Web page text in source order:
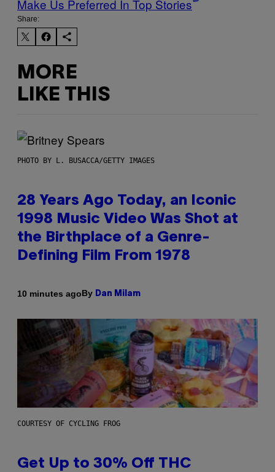
Make Us Preferred In Top Stories
Share:
MORE
LIKE THIS
PHOTO BY L. BUSACCA/GETTY IMAGES
28 Years Ago Today, an Iconic
1998 Music Video Was Shot at
the Birthplace of a Genre-
Defining Film From 1978
10 minutes agoBy Dan Milam
COURTESY OF CYCLING FROG
Get Up to 30% Off THC